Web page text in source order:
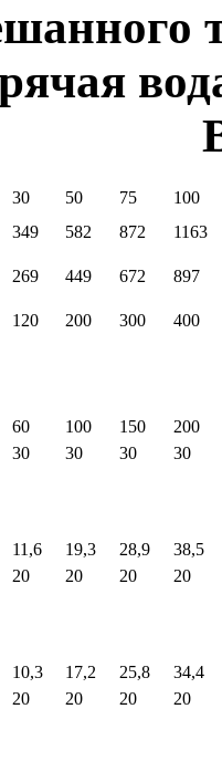
30 50 75
100
349 582 872
1163
269 449 672
897
120 200 300 400
60 100 150
200
30 30 30 30
11,6 19,3 28,9
38,5
20 20 20 20
10,3 17,2 25,8
34,4
20 20 20 20